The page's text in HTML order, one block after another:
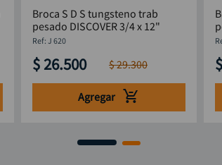
Broca S D S tungsteno trab
pesado DISCOVER 3/4 x 12"
: J 620
$ 26.500 $29.300
Agregar
$